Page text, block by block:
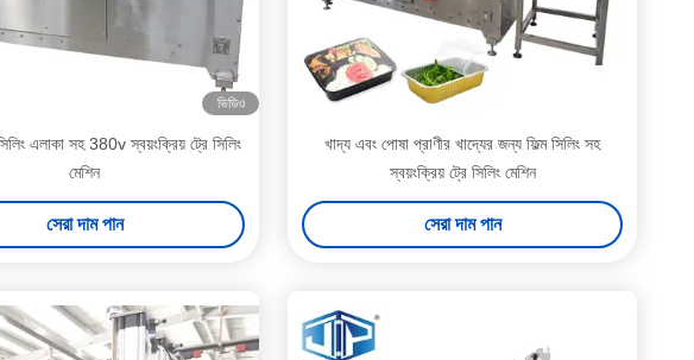
ভিডিও
এলাকা সহ 380v স্বয়ংক্রিয় ট্রে সিলিং
মেশিন
সেরা দাম পান
খাদ্য এবং পোষা প্রাণীর খাদ্যের জন্য ফিল্ম সিলিং সহ
স্বয়ংক্রিয় ট্রে সিলিং মেশিন
সেরা দাম পান